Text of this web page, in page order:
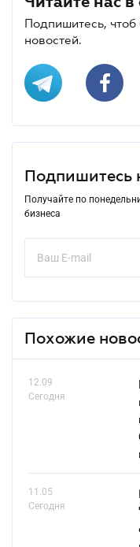
Подпишитесь, чтоб
новостей.
Подпишитесь
Получайте по
бизнеса
Похожие
12.09
Сегодня
11.05
Сегодня